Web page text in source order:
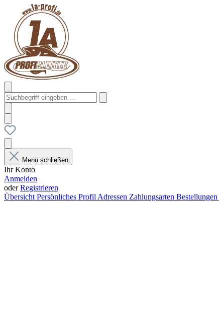
Menü schließen
Ihr Konto
Anmelden
oderRegistrieren
Übersicht Persönliches Profil Adressen Zahlungsarten Bestellungen